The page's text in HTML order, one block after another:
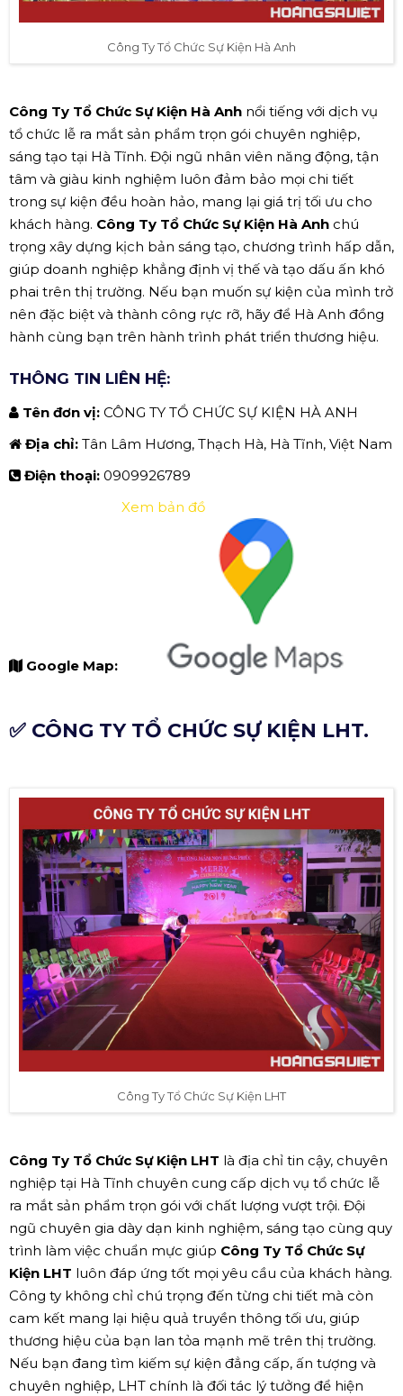
Công Ty Tổ Chức Sự Kiện Hà Anh
Công Ty Tổ Chức Sự Kiện Hà Anh nổi tiếng với dịch vụ
tổ chức lễ ra mắt sản phẩm trọn gói chuyên nghiệp,
sáng tạo tại Hà Tĩnh. Đội ngũ nhân viên năng động, tận
tâm và giàu kinh nghiệm luôn đảm bảo mọi chi tiết
trong sự kiện đều hoàn hảo, mang lại giá trị tối ưu cho
khách hàng. Công Ty Tổ Chức Sự Kiện Hà Anh chú
trọng xây dựng kịch bản sáng tạo, chương trình hấp dẫn,
giúp doanh nghiệp khẳng định vị thế và tạo dấu ấn khó
phai trên thị trường. Nếu bạn muốn sự kiện của mình trở
nên đặc biệt và thành công rực rỡ, hãy để Hà Anh đồng
hành cùng bạn trên hành trình phát triển thương hiệu.
THÔNG TIN LIÊN HỆ:
Tên đơn vị: CÔNG TY TỔ CHỨC SỰ KIỆN HÀ ANH
Địa chỉ: Tân Lâm Hương, Thạch Hà, Hà Tĩnh, Việt Nam
Điện thoại: 0909926789
Google Map:
Xem bản đồ
✅ CÔNG TY TỔ CHỨC SỰ KIỆN LHT.
Công Ty Tổ Chức Sự Kiện LHT
Công Ty Tổ Chức Sự Kiện LHT là địa chỉ tin cậy, chuyên
nghiệp tại Hà Tĩnh chuyên cung cấp dịch vụ tổ chức lễ
ra mắt sản phẩm trọn gói với chất lượng vượt trội. Đội
ngũ chuyên gia dày dạn kinh nghiệm, sáng tạo cùng quy
trình làm việc chuẩn mực giúp Công Ty Tổ Chức Sự
Kiện LHT luôn đáp ứng tốt mọi yêu cầu của khách hàng.
Công ty không chỉ chú trọng đến từng chi tiết mà còn
cam kết mang lại hiệu quả truyền thông tối ưu, giúp
thương hiệu của bạn lan tỏa mạnh mẽ trên thị trường.
Nếu bạn đang tìm kiếm sự kiện đẳng cấp, ấn tượng và
chuyên nghiệp, LHT chính là đối tác lý tưởng để hiện